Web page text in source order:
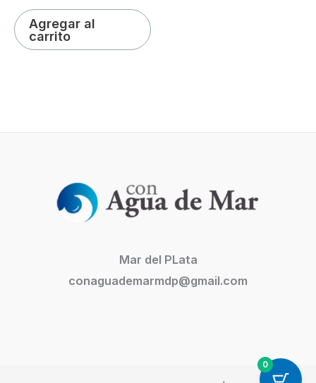
Agregar al
carrito
Mar del PLata
conaguademarmdp@gmail.com
0